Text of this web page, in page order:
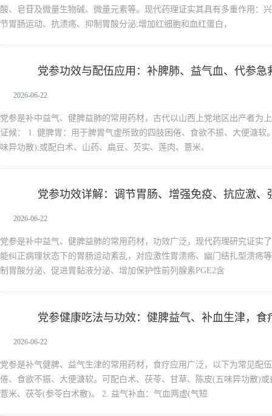
酸、皂苷及微量生物碱、微量元素等。现代药理证实其具有多重作用：
节胃肠运动、抗溃疡、抑制胃酸分泌;增加红细胞和血红蛋白，
党参功效与配伍应用：补脾肺、益气血、代参急
2026-06-22
党参是补中益气、健脾益肺的常用药材，古代以山西上党地区出产者为
证候： 1. 健脾胃：用于脾胃气虚所致的四肢困倦、食欲不振、大便溏软
味异功散);或配白术、山药、扁豆、芡实、莲肉、薏米、
党参功效详解：调节胃肠、增强免疫、抗应激
2026-06-22
党参是补中益气、健脾益肺的常用药材，功效广泛，现代药理研究证实
能纠正病理状态下的胃肠运动紊乱，对应激性胃溃疡、幽门结扎型溃疡
制胃酸分泌、促进胃黏液分泌、增加保护性前列腺素PGE2含
党参健康吃法与功效：健脾益气、补血生津，食
2026-06-22
党参是补气健脾、益气生津的常用药材，食疗应用广泛，以下为常见配
倦、食欲不振、大便溏软。可配白术、茯苓、甘草、陈皮(五味异功散)
薏米、茯苓(参苓白术散)。 2. 益气补血：气血两虚(气短